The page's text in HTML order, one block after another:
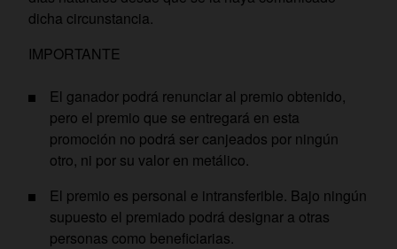
dicha circunstancia.
IMPORTANTE
El ganador podrá renunciar al premio obtenido,
pero el premio que se entregará en esta
promoción no podrá ser canjeados por ningún
otro, ni por su valor en metálico.
El premio es personal e intransferible. Bajo ningún
supuesto el premiado podrá designar a otras
personas como beneficiarias.